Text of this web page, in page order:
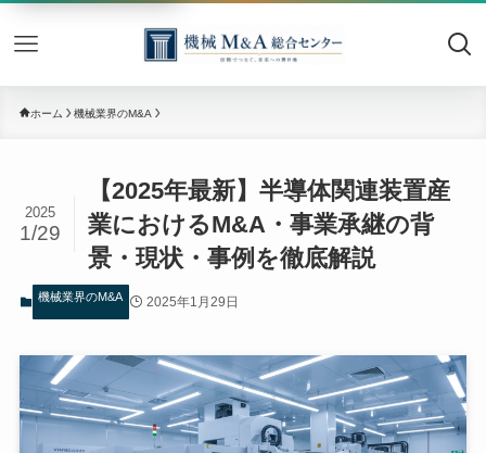
機械
ホーム 機械業界のM&A
【2025年最新】半導体関連装置産
業におけるM&A・事業承継の背
景・現状・事例を徹底解説
2025
1/29
機械業界のM&A 2025年1月29日